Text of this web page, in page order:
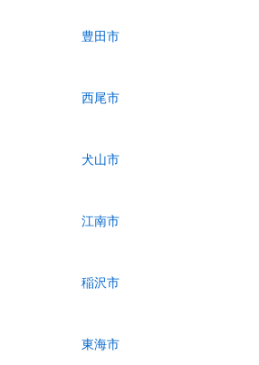
豊田市
西尾市
犬山市
江南市
稲沢市
東海市